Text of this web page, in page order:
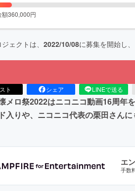
額360,000円
ェクトは、 2022/10/08に募集を開始し、
ト シェア LINEで送る
メロ祭2022はニコニコ動画16周年
入りや、ニコニコ代表の栗田さん
エ
手数